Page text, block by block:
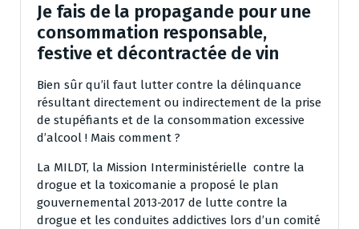
Je fais de la propagande pour une
consommation responsable,
festive et décontractée de vin
Bien sûr qu’il faut lutter contre la délinquance
résultant directement ou indirectement de la prise
de stupéfiants et de la consommation excessive
d’alcool ! Mais comment ?
La MILDT, la Mission Interministérielle contre la
drogue et la toxicomanie a proposé le plan
gouvernemental 2013-2017 de lutte contre la
drogue et les conduites addictives lors d’un comité